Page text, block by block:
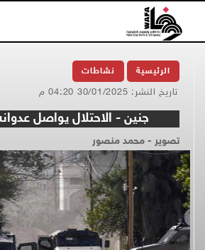
الرئيسية نشاطات
تاريخ النشر: 30/01/2025 04:20 م
جنين - الاحتلال يواصل
تصوير - محمد منصور